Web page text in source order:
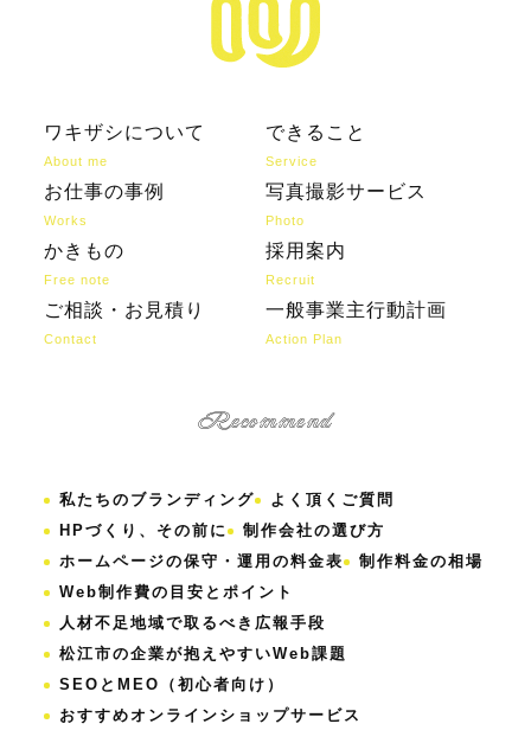
ワキザシについて
About me
できること
Service
お仕事の事例
Works
写真撮影サービス
Photo
かきもの
Free note
採用案内
Recruit
ご相談・お見積り
Contact
一般事業主行動計画
Action Plan
Recommend
私たちのブランディング
よく頂くご質問
HPづくり、その前に
制作会社の選び方
ホームページの保守・運用の料金表
制作料金の相場
Web制作費の目安とポイント
人材不足地域で取るべき広報手段
松江市の企業が抱えやすいWeb課題
SEOとMEO（初心者向け）
おすすめオンラインショップサービス